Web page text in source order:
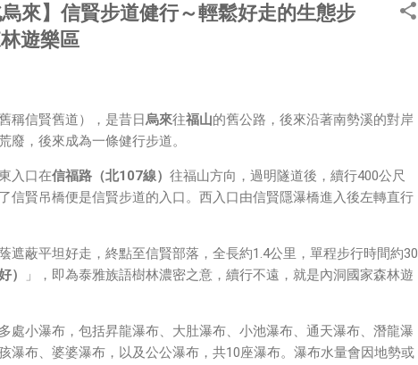
有職場霸凌，這些你他媽都頂級專業戶，除此之外沒啥洨用
事情，外行人的認知被信息差，不懂加上沒實作能力去驗證，就
比巴西黑鮑魚還黑嗎？）。反重力技術說不定也非啥黑科技，只
罷了。 Ray-ban Meta 的黑科技，講白了就是人家拉個百人團隊
塞入一個強大的 WiFi 6 晶片在裡面，一開始我猜測會不會有可
的方式去做串流（確實 Meta 的智能眼鏡，在同步媒體
架構來做 POC，確實傳輸效率非常快，幾百 MB 的大檔幾乎
流到手機端更是不用說的順暢，而且當時我們的媒體串流還是以
直接傳輸的（這表示傳輸時所需的頻寬會更大，功耗據說也較
來】信賢步道健行～輕鬆好走的生態步
遊樂區
舊稱信賢舊道），是昔日烏來往福山的舊公路，後來沿著南勢溪的對岸
廢，後來成為一條健行步道。
入口在信福路（北107線） 往福山方向，過明隧道後，續行400公尺
了信賢吊橋便是信賢步道的入口。西入口由信賢隱瀑橋進入後左轉直行
遮蔽平坦好走，終點至信賢部落，全長約1.4公里，單程步行時間約30
）
」，即為泰雅族語樹林濃密之意，續行不遠，就是內洞國家森林遊
處小瀑布，包括昇龍瀑布、大肚瀑布、小池瀑布、通天瀑布、潛龍瀑
瀑布、婆婆瀑布，以及公公瀑布，共10座瀑布。瀑布水量會因地勢或